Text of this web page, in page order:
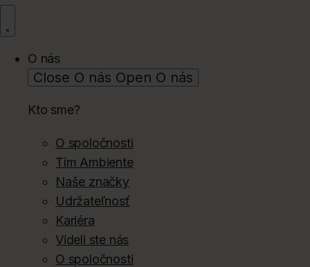
O nás
Close O nás Open O nás
Kto sme?
O spoločnosti
Tím Ambiente
Naše značky
Udržateľnosť
Kariéra
Videli ste nás
O spoločnosti